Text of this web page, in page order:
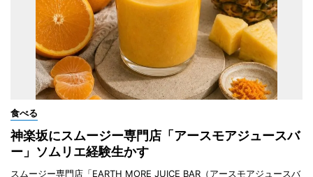
食べる
神楽坂にスムージー専門店「アースモアジュースバ
ー」ソムリエ経験生かす
スムージー専門店「EARTH MORE JUICE BAR（アースモアジュースバ